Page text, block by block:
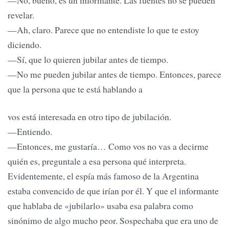
revelar.
—Ah, claro. Parece que no entendiste lo que te estoy
diciendo.
—Sí, que lo quieren jubilar antes de tiempo.
—No me pueden jubilar antes de tiempo. Entonces, parece
que la persona que te está hablando a
vos está interesada en otro tipo de jubilación.
—Entiendo.
—Entonces, me gustaría… Como vos no vas a decirme
quién es, preguntale a esa persona qué interpreta.
Evidentemente, el espía más famoso de la Argentina
estaba convencido de que irían por él. Y que el informante
que hablaba de «jubilarlo» usaba esa palabra como
sinónimo de algo mucho peor. Sospechaba que era uno de